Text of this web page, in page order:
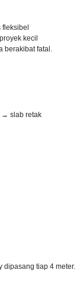
kecil
berakibat fatal.
→ slab retak
dipasang tiap 4 meter.